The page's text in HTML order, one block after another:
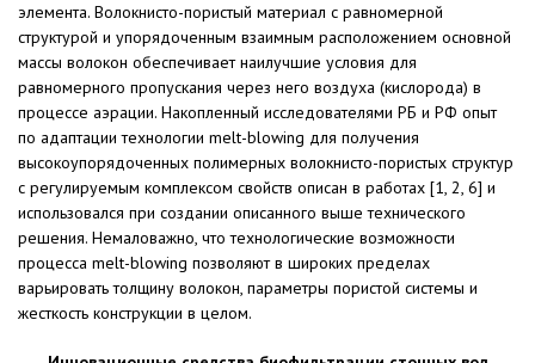
элемента. Волокнисто-пористый материал с равномерной
структурой и упорядоченным взаимным расположением основной
массы волокон обеспечивает наилучшие условия для
равномерного пропускания через него воздуха (кислорода) в
процессе аэрации. Накопленный исследователями РБ и РФ опыт
по адаптации технологии melt-blowing для получения
высокоупорядоченных полимерных волокнисто-пористых структур
с регулируемым комплексом свойств описан в работах [1, 2, 6] и
использовался при создании описанного выше технического
решения. Немаловажно, что технологические возможности
процесса melt-blowing позволяют в широких пределах
варьировать толщину волокон, параметры пористой системы и
жесткость конструкции в целом.